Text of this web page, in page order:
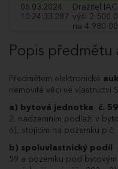
06.03.2024
10:24:33.287
Dražitel
výši 2 500
na 4 980
10:13:18.460 výši 10 000
2 480 000
06.03.2024
10:09:22.157
Dražitel
výši 10
2 470 000
06.03.2024
10:07:25.090
Dražitel
výši 10
2 460 000
06.03.2024
10:07:24.090
Dražitel
výši 10
2 450 000
Popis předmětu
Předmětem elektronické
nemovité věci ve vlastnictví
a) bytová jednotka č.
2. nadzemním podlaží v
6), stojícím na pozemku p.č.
b) spoluvlastnický podíl
59 a pozemku pod